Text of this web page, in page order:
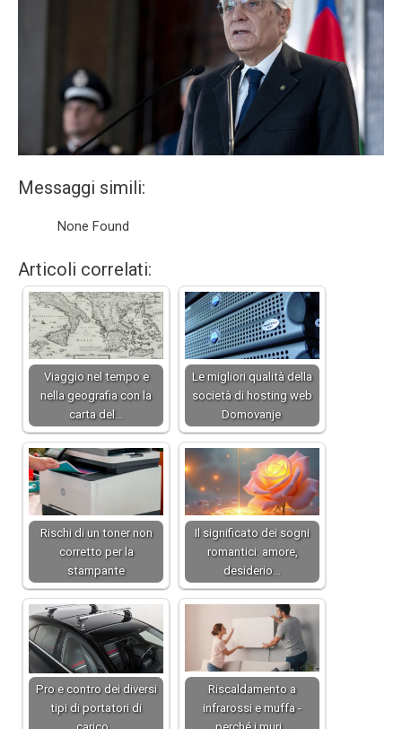
Messaggi simili:
None Found
Articoli correlati:
Viaggio nel tempo e
nella geografia con la
carta del…
Le migliori qualità della
società di hosting web
Domovanje
Rischi di un toner non
corretto per la
stampante
Il significato dei sogni
romantici: amore,
desiderio…
Pro e contro dei diversi
tipi di portatori di
Riscaldamento a
infrarossi e muffa -